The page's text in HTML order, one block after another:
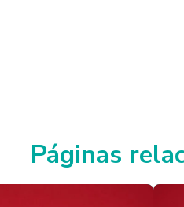
Páginas